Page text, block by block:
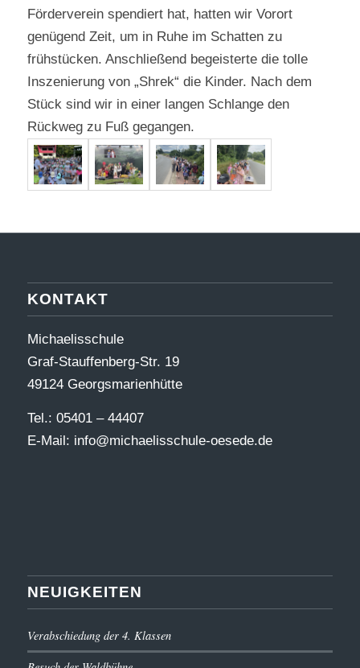
Förderverein spendiert hat, hatten wir Vorort
genügend Zeit, um in Ruhe im Schatten zu
frühstücken. Anschließend begeisterte die tolle
Inszenierung von „Shrek“ die Kinder. Nach dem
Stück sind wir in einer langen Schlange den
Rückweg zu Fuß gegangen.
KONTAKT
Michaelisschule
Graf-Stauffenberg-Str. 19
49124 Georgsmarienhütte
Tel.: 05401 – 44407
E-Mail: info@michaelisschule-oesede.de
NEUIGKEITEN
Verabschiedung der 4. Klassen